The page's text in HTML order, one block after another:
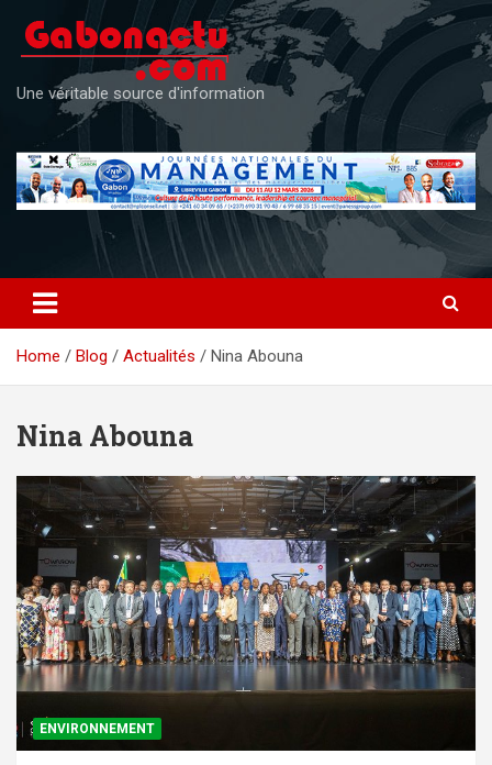
content
Une véritable source d'information
Home Blog Actualités Nina Abouna
Nina Abouna
ENVIRONNEMENT